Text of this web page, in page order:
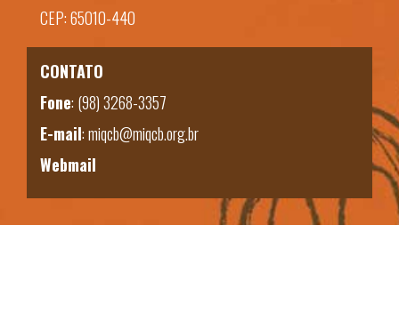
CEP: 65010-440
CONTATO
Fone: (98) 3268-3357
E-mail:miqcb@miqcb.org.br
Webmail